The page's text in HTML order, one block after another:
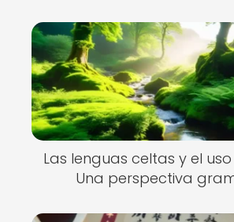
Las lenguas celtas y el
Una perspectiva